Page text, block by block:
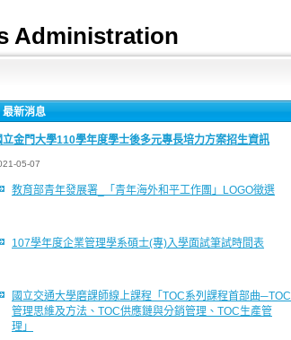
Administration
最新消息
立金門大學110學年度學士後多元專長培力方案招生資訊
05-07
教育部青年發展署_「青年海外和平工作團」LOGO徵選
107學年度企業管理學系碩士(專)入學面試筆試時間表
國立交通大學磨課師線上課程「TOC系列課程首部曲─TOC
管理思維及方法、TOC供應鏈與分銷管理、TOC生產管
理」